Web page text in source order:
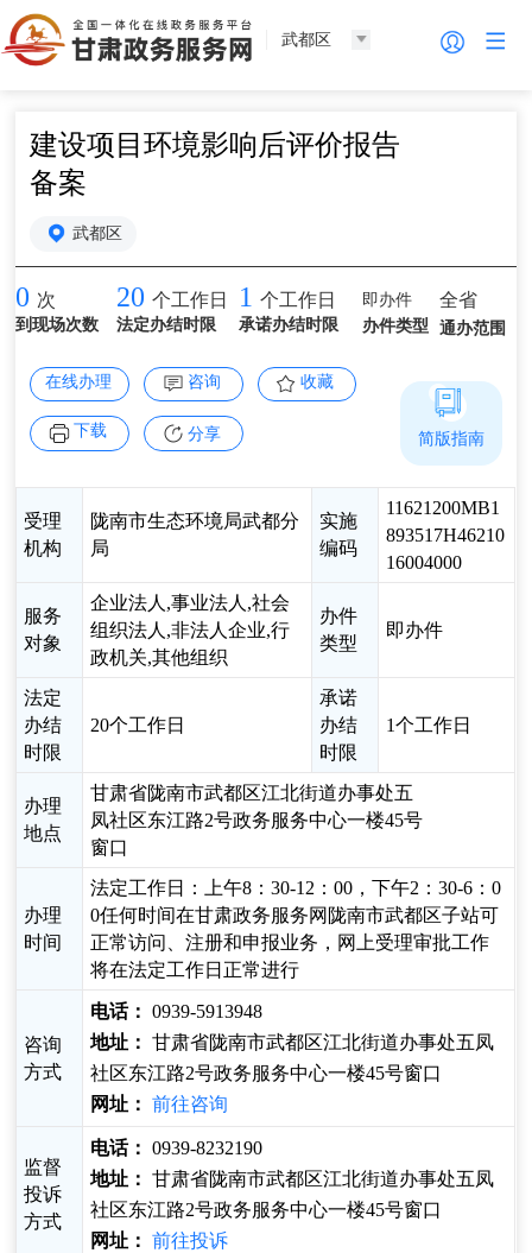
武都区
建设项目环境影响后评价报告
备案
武都区
0 次
到现场次数
20 个工作日
法定办结时限
1 个工作日
承诺办结时限
即办件
办件类型
全省
通办范围
在线办理 咨询 收藏
下载 分享
受理
机构
陇南市生态环境局武都分
局
实施
编码
11621200MB1
893517H46210
16004000
服务
对象
企业法人,事业法人,社会
组织法人,非法人企业,行
政机关,其他组织
办件
类型
即办件
法定
办结
时限
20个工作日
承诺
办结
时限
1个工作日
办理
地点
甘肃省陇南市武都区江北街道办事处五
凤社区东江路2号政务服务中心一楼45号
窗口
办理
时间
法定工作日：上午8：30-12：00，下午2：30-6：0
0任何时间在甘肃政务服务网陇南市武都区子站可
正常访问、注册和申报业务，网上受理审批工作
将在法定工作日正常进行
咨询
方式
电话： 0939-5913948
地址： 甘肃省陇南市武都区江北街道办事处五凤
社区东江路2号政务服务中心一楼45号窗口
网址： 前往咨询
监督
投诉
方式
电话： 0939-8232190
地址： 甘肃省陇南市武都区江北街道办事处五凤
社区东江路2号政务服务中心一楼45号窗口
网址： 前往投诉
简版指南